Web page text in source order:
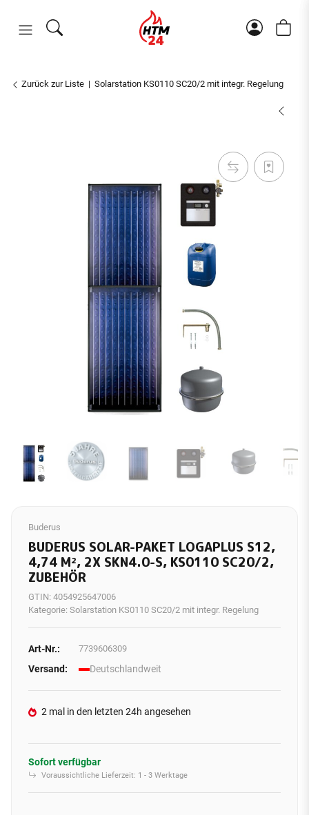
Zurück zur Liste Solarstation KS0110 SC20/2 mit integr. Regelung
Buderus
BUDERUS SOLAR-PAKET LOGAPLUS S12,
4,74 M², 2X SKN4.0-S, KS0110 SC20/2,
ZUBEHÖR
GTIN: 4054925647006
Kategorie: Solarstation KS0110 SC20/2 mit integr. Regelung
Art-Nr.: 7739606309
Versand: Deutschlandweit
2 mal in den letzten 24h angesehen
Sofort verfügbar
Voraussichtliche Lieferzeit: 1 - 3 Werktage